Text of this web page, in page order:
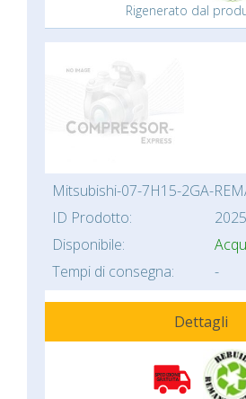
Rigenerato dal
Mitsubishi-07-7H15-2GA-
ID Prodotto:
Disponibile:
Tempi di consegna:
-
Dettagli